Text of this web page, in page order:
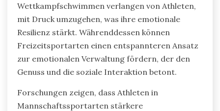
Wettkampfschwimmen verlangen von Athleten,
mit Druck umzugehen, was ihre emotionale
Resilienz stärkt. Währenddessen können
Freizeitsportarten einen entspannteren Ansatz
zur emotionalen Verwaltung fördern, der den
Genuss und die soziale Interaktion betont.
Forschungen zeigen, dass Athleten in
Mannschaftssportarten stärkere